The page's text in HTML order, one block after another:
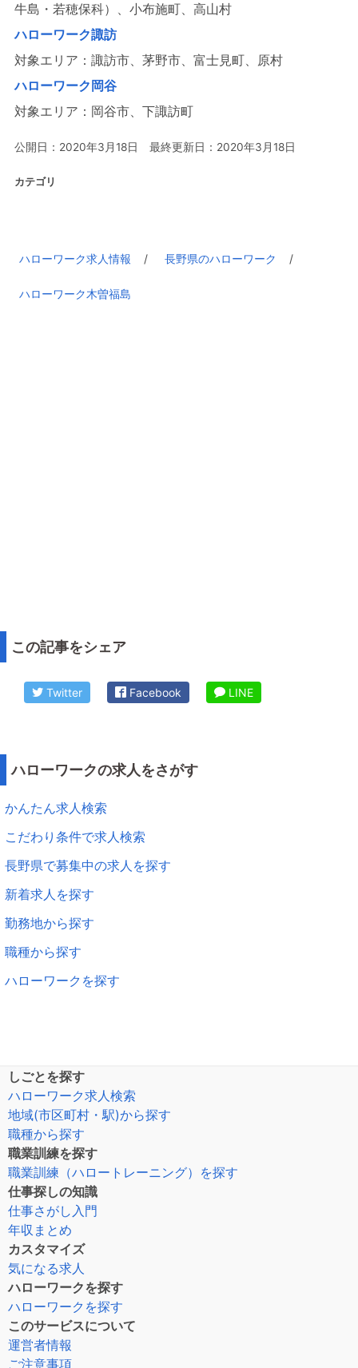
牛島・若穂保科）、小布施町、高山村
ハローワーク諏訪
対象エリア：諏訪市、茅野市、富士見町、原村
ハローワーク岡谷
対象エリア：岡谷市、下諏訪町
公開日：2020年3月18日 最終更新日：2020年3月18日
カテゴリ
ハローワーク求人情報 長野県のハローワーク
ハローワーク木曽福島
この記事をシェア
Twitter Facebook LINE
ハローワークの求人をさがす
かんたん求人検索
こだわり条件で求人検索
長野県で募集中の求人を探す
新着求人を探す
勤務地から探す
職種から探す
ハローワークを探す
しごとを探す
ハローワーク求人検索
地域(市区町村・駅)から探す
職種から探す
職業訓練を探す
職業訓練（ハロートレーニング）を探す
仕事探しの知識
仕事さがし入門
年収まとめ
カスタマイズ
気になる求人
ハローワークを探す
ハローワークを探す
このサービスについて
運営者情報
ご注意事項